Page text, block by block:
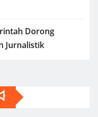
Dorong
Jurnalistik